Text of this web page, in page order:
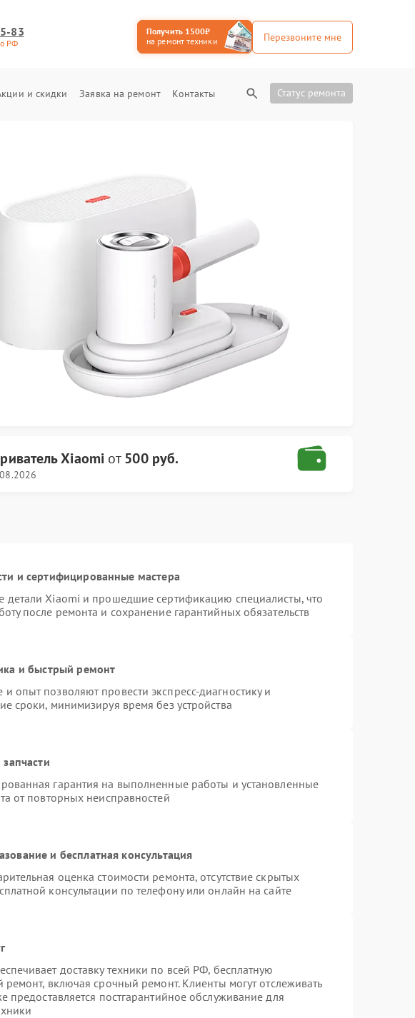
83
РФ
Получить 1500₽
на ремонт техники
Перезвоните мне
и скидки Заявка на ремонт Контакты Статус ремонта
Xiaomiот500 руб.
и сертифицированные мастера
детали Xiaomi и прошедшие сертификацию специалисты, что
после ремонта и сохранение гарантийных обязательств
и быстрый ремонт
опыт позволяют провести экспресс-диагностику и
сроки, минимизируя время без устройства
гарантия на выполненные работы и установленные
от повторных неисправностей
и бесплатная консультация
оценка стоимости ремонта, отсутствие скрытых
консультации по телефону или онлайн на сайте
доставку техники по всей РФ, бесплатную
ремонт, включая срочный ремонт. Клиенты могут отслеживать
предоставляется постгарантийное обслуживание для